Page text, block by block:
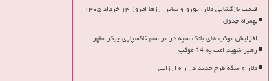
قیمت بازگشایی دلار، یورو و سایر ارزها امروز ۱۳ خرداد ۱۴۰۵
بهمراه جدول
افزایش موکب های بانک سپه در مراسم خاکسپاری پیکر مطهر
رهبر شهید امت به 14 موکب
دلار و سکه طرح جدید در راه ارزانی